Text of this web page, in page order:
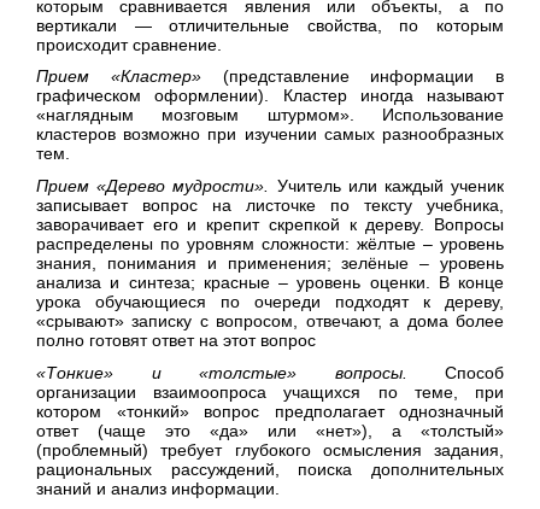
которым сравнивается явления или объекты, а по
вертикали — отличительные свойства, по которым
происходит сравнение.
Прием «Кластер»(представление информации в
графическом оформлении). Кластер иногда называют
«наглядным мозговым штурмом». Использование
кластеров возможно при изучении самых разнообразных
тем.
Прием «Дерево мудрости».
Учитель или каждый ученик
записывает вопрос на листочке по тексту учебника,
заворачивает его и крепит скрепкой к дереву. Вопросы
распределены по уровням сложности: жёлтые – уровень
знания, понимания и применения; зелёные – уровень
анализа и синтеза; красные – уровень оценки. В конце
урока обучающиеся по очереди подходят к дереву,
«срывают» записку с вопросом, отвечают, а дома более
полно готовят ответ на этот вопрос
«Тонкие» и «толстые» вопросы.
Способ
организации взаимоопроса учащихся по теме, при
котором «тонкий» вопрос предполагает однозначный
ответ (чаще это «да» или «нет»), а «толстый»
(проблемный) требует глубокого осмысления задания,
рациональных рассуждений, поиска дополнительных
знаний и анализ информации.